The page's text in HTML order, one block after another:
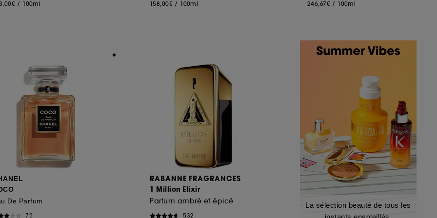
/ 100ml 158,00€ / 100ml 246,67€ / 100ml
De Parfum
75
RABANNE FRAGRANCES
1 Million Elixir
Parfum ambré et épicé
532
La sélection beauté de tous les